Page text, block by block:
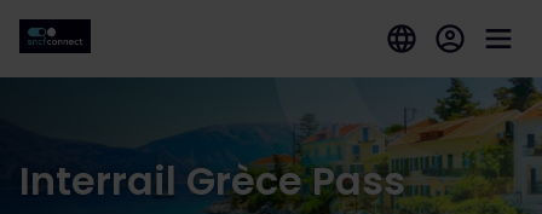
Interrail Grèce Pass